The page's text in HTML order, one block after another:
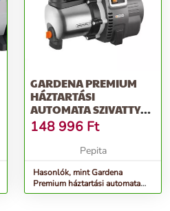
GARDENA PREMIUM
HÁZTARTÁSI
AUTOMATA SZIVATTYÚ
6000/6E LCD INOX
148 996 Ft
Pepita
Hasonlók, mint Gardena
Premium háztartási automata
szivattyú 6000/6E LCD Inox